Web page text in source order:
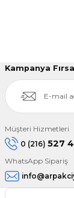
Kampanya
Müşteri Hizmetleri
0 (216) 527
WhatsApp Sipariş